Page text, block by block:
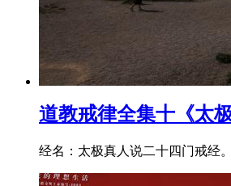
道教戒律全集十《太
经名：太极真人说二十四门戒经